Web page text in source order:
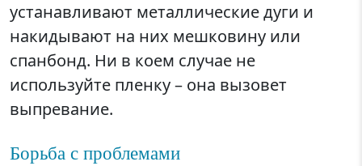
устанавливают металлические дуги и
накидывают на них мешковину или
спанбонд. Ни в коем случае не
используйте пленку – она вызовет
выпревание.
Борьба с проблемами